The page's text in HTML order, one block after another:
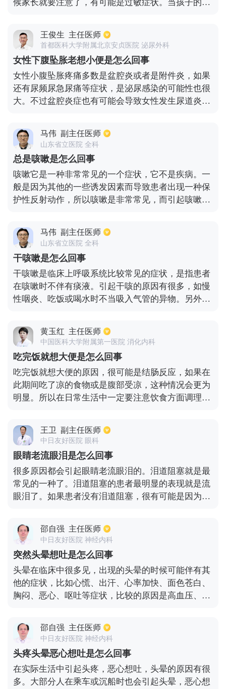
候家长就要注意了，有可能是过敏症状。当孩子的咽
察一下。看孩子的身边是不是存在过敏的物质，比如
花粉或者毛绒玩具等，甚至牛奶等都可能引发过敏。
当然，有可能只是轻微的感冒，可以带孩子去做一下
相关检查，从而对症下药。
王俊生 主任医师
首都医科大学附属北京安贞医院 泌尿外科
女性下腹坠胀老想小便是怎么回事
女性小腹坠胀疼痛多数是盆腔炎或者是附件炎，如果
还有尿频尿急尿痛等症状，是泌尿感染的可能性也很
大。不过盆腔炎症也有可能会导致女性发生尿道炎，
方。建议积极检查治疗，如果是盆腔炎，不积极治
疗，会出现长期腹疼、继发不育。
马伟 副主任医师
山东省立医院 全科
总是咳嗽是怎么回事
咳嗽它是一种非常常见的一个症状，它不是疾病。一
般是因为其他的一些诱发因素而导致患者出现一种保
护性反射动作，所以咳嗽是非常常见，而引起咳嗽的
为呼吸道感染而导致患者出现咳嗽的现象。超过3周
以上，就可能是其他病症引起咳嗽，需要对症治疗，
咳嗽的问题才能彻底治愈。过敏性鼻炎、慢性鼻炎、
鼻窦炎的情况容易产生咽喉部咯痰，感觉有异物感。
这其实都是鼻子的病症所产生的鼻涕倒流入咽喉，使
咽喉受到刺激而产生咳嗽。普通感冒引起的气管支气
管炎治疗相对容易，而慢性支气管炎治疗难度大，要
马伟 副主任医师
山东省立医院 全科
干咳嗽是怎么回事
干咳嗽是临床上呼吸系统比较常见的症状，是指患者
在咳嗽时不伴有痰液。引起干咳的原因有很多，如慢
性咽炎、吃饭或喝水时不当吸入气管的异物。另外与
激性的气体等均可以引起干咳。因此当出现干咳，我
们可以多喝白开水，吃一些新鲜的瓜果蔬菜，忌刺
激、油炸类食物，一般情况下会自愈。
黄玉红 主任医师
中国医科大学附属第一医院 消化内科
吃完饭就想大便是怎么回事
吃完饭就想大便的原因，很可能是结肠反应，如果在
此期间吃了凉的食物或是腹部受凉，这种情况会更为
明显。所以在日常生活中一定要注意饮食方面调理，
物。另外在此期间也需要多注意少食多餐，并且细嚼
慢咽，避免暴饮暴食，同时也可以选择一些容易消
化，或是流质食物。同时也要注意多加摄入水果以及
蔬菜，保持一个良好情绪也是必然的，如果比较严重
的情况下，最好去医院做一下大便常规检查，以免耽
误病情。
王卫 副主任医师
中日友好医院 眼科
眼睛老流眼泪是怎么回事
很多原因都会引起眼睛老流眼泪的。泪道阻塞就是最
常见的一种了。泪道阻塞的患者最明显的表现就是流
眼泪了。如果患者没有泪道阻塞，很有可能是因为眼
眼泪的情况，是有很多原因的，目前最常见的病因就
是泪道阻塞。
邵自强 主任医师
中日友好医院 神经内科
突然头晕想吐是怎么回事
头晕在临床中很多见，出现的头晕的时候可能伴有其
他的症状，比如心慌、出汗、心率加快、面色苍白、
胸闷、恶心、呕吐等症状，比较的原因是高血压、低
出现头晕等症状，及时就医完善相关检查，明确病
因，然后予以对症治疗。
邵自强 主任医师
中日友好医院 神经内科
头疼头晕恶心想吐是怎么回事
在实际生活中引起头疼，恶心想吐，头晕的原因有很
多。大部分人在乘车或沉船时也会引起头晕，恶心想